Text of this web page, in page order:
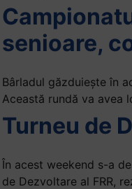
senioare,
Bârladul găzduiește în
Această rundă va avea
Turneu de
În acest weekend s-a
de Dezvoltare al FRR,